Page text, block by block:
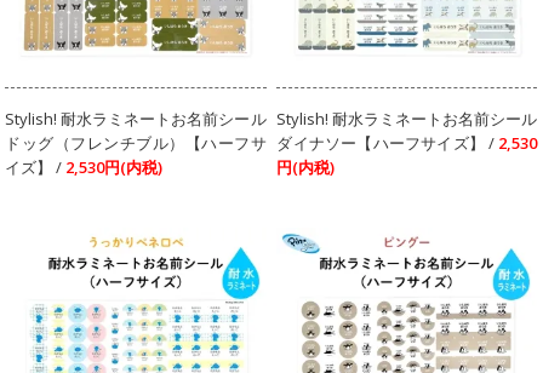
Stylish! 耐水ラミネートお名前シール
ドッグ（フレンチブル）【ハーフサ
イズ】 / 2,530円(内税)
Stylish! 耐水ラミネートお名前シール
ダイナソー【ハーフサイズ】 / 2,530
円(内税)